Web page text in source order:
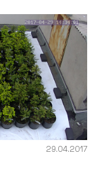
29.04.2017